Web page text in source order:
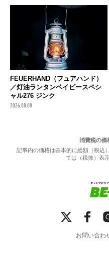
FEUERHAND（フュアハンド）
／灯油ランタンベイビースペシ
ャル276 ジンク
2026.08.08
消費税の価
記事内の価格は基本的に総額（税込
ては（税抜）表
お問い合わ